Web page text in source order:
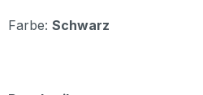
Farbe: Schwarz